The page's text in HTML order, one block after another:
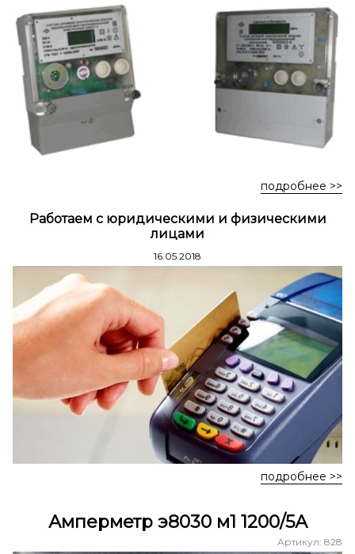
Стремянки стальные
Стремянки двухсторонние стальные
подробнее >>
Работаем с юридическими и физическими
лицами
16.05.2018
подробнее >>
Амперметр э8030 м1 1200/5А
Артикул: 828